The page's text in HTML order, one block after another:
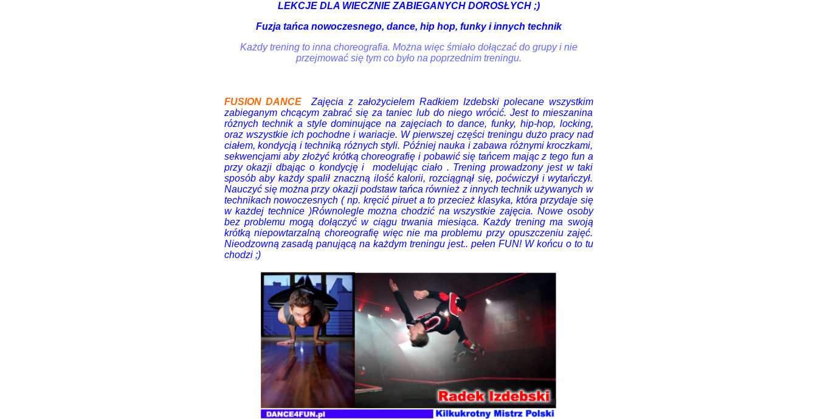
LEKCJE DLA WIECZNIE ZABIEGANYCH DOROSŁYCH ;)
Fuzja tańca nowoczesnego, dance, hip hop, funky i innych technik
Każdy trening to inna choreografia. Można więc śmiało dołączać do grupy i nie
przejmować się tym co było na poprzednim treningu.
FUSION DANCE
Zajęcia z założycielem Radkiem Izdebski polecane wszystkim
zabieganym chcącym zabrać się za taniec lub do niego wrócić. Jest to mieszanina
różnych technik a style dominujące na zajęciach to dance, funky, hip-hop, locking,
oraz wszystkie ich pochodne i wariacje. W pierwszej części treningu dużo pracy nad
ciałem, kondycją i techniką różnych styli. Później nauka i zabawa różnymi kroczkami,
sekwencjami aby złożyć krótką choreografię i pobawić się tańcem mając z tego fun a
przy okazji dbając o kondycję i modelując ciało . Trening prowadzony jest w taki
sposób aby każdy spalił znaczną ilość kalorii, rozciągnął się, poćwiczył i wytańczył.
Nauczyć się można przy okazji podstaw tańca również z innych technik używanych w
technikach nowoczesnych ( np. kręcić piruet a to przecież klasyka, która przydaje się
w każdej technice )Równolegle można chodzić na wszystkie zajęcia. Nowe osoby
bez problemu mogą dołączyć w ciągu trwania miesiąca. Każdy trening ma swoją
krótką niepowtarzalną choreografię więc nie ma problemu przy opuszczeniu zajęć.
Nieodzowną zasadą panującą na każdym treningu jest.. pełen FUN! W końcu o to tu
chodzi ;)